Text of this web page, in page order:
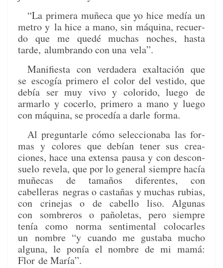
“La primera muñe­ca que yo hice medía un
metro y la hice a mano, sin máquina, recuer­
do que me quedé muchas noches, has­ta
tarde, alum­bran­do con una vela”.
Man­i­fi­es­ta con ver­dadera exaltación que
seescogía primero el col­or del vesti­do, que
debía ser muy vivo y col­ori­do, luego de
armar­lo y cocer­lo, primero a mano y luego
con máquina, se pro­cedía a dar­le for­ma.
Al pre­gun­tar­le cómo selec­ciona­ba las for­
mas ycol­ores que debían ten­er sus crea­
ciones, hace una exten­sa pausa y con descon­
sue­lorev­ela, que por lo gen­er­al siem­pre hacía
muñe­cas de tamaños difer­entes, con
cabelleras negras o cas­tañas y muchas rubias,
con crine­jas o de cabel­lo liso. Algu­nas
con som­breros o paño­le­tas, pero siem­pre
tenía como nor­ma sen­ti­men­tal colo­car­les
unnom­bre “y cuan­do me gusta­ba mucho
algu­na, le ponía el nom­bre de mi mamá:
Flor de María”.